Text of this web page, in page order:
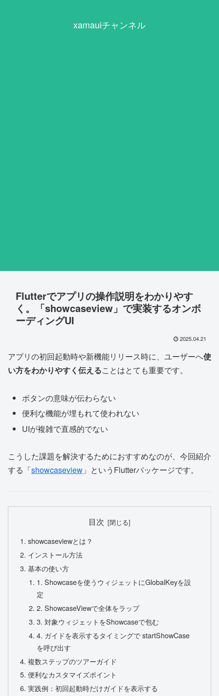
xamauiチャンネル
Flutterでアプリの操作説明をわかりやす
く。「showcaseview」で実装するオンボ
ーディングUI
2025.04.21
アプリの初回起動時や新機能リリース時に、ユーザーへ使
い方をわかりやすく伝えることはとても重要です。
ボタンの意味が伝わらない
便利な機能が埋もれて使われない
UIが複雑で直感的でない
こうした課題を解決するためにおすすめなのが、今回紹介
する「showcaseview 」というFlutterパッケージです。
目次
showcaseviewとは？
インストール方法
基本の使い方
1. Showcaseを使うウィジェットにGlobalKeyを設
定
2. ShowcaseViewで全体をラップ
3. 対象ウィジェットをShowcaseで包む
4. ガイドを表示するタイミングで startShowCase
を呼び出す
複数ステップのツアーガイド
便利なカスタマイズポイント
実践例：初回起動時だけガイドを表示する